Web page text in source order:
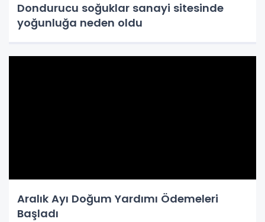
Dondurucu soğuklar sanayi sitesinde
yoğunluğa neden oldu
Aralık Ayı Doğum Yardımı Ödemeleri
Başladı